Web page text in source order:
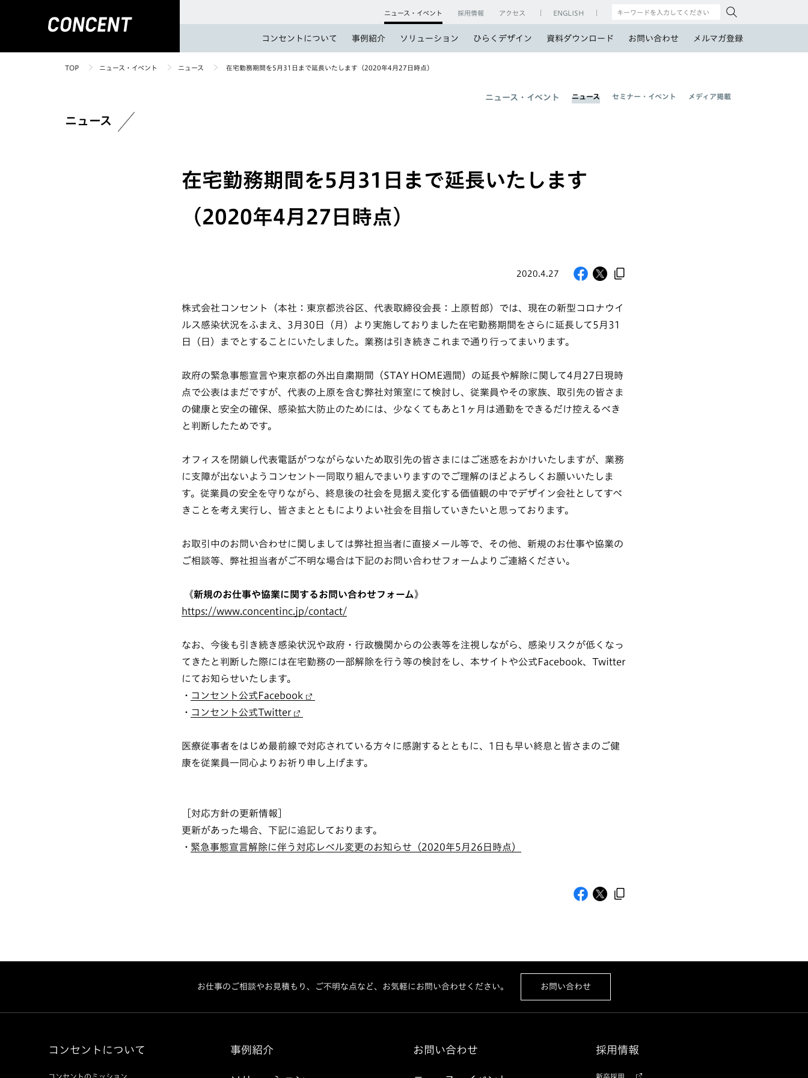
コンセントについて 事例紹介 ソリューション ひらくデザイン 資料ダウンロード お問い合わせ メルマガ登録
ニュース・イベント 採用情報 アクセス ENGLISH
TOP ニュース・イベント ニュース 在宅勤務期間を5月31日まで延長いたします（2020年4月27日時点）
ニュース・イベント ニュース セミナー・イベント メディア掲載
ニュース
在宅勤務期間を5月31日まで延長いたします
（2020年4月27日時点）
2020.4.27
株式会社コンセント（本社：東京都渋谷区、代表取締役会長：上原哲郎）では、現在の新型コロナウイ
ルス感染状況をふまえ、3月30日（月）より実施しておりました在宅勤務期間をさらに延長して5月31
日（日）までとすることにいたしました。業務は引き続きこれまで通り行ってまいります。
政府の緊急事態宣言や東京都の外出自粛期間（STAY HOME週間）の延長や解除に関して4月27日現時
点で公表はまだですが、代表の上原を含む弊社対策室にて検討し、従業員やその家族、取引先の皆さま
の健康と安全の確保、感染拡大防止のためには、少なくてもあと1ヶ月は通勤をできるだけ控えるべき
と判断したためです。
オフィスを閉鎖し代表電話がつながらないため取引先の皆さまにはご迷惑をおかけいたしますが、業務
に支障が出ないようコンセント一同取り組んでまいりますのでご理解のほどよろしくお願いいたしま
す。従業員の安全を守りながら、終息後の社会を見据え変化する価値観の中でデザイン会社としてすべ
きことを考え実行し、皆さまとともによりよい社会を目指していきたいと思っております。
お取引中のお問い合わせに関しましては弊社担当者に直接メール等で、その他、新規のお仕事や協業の
ご相談等、弊社担当者がご不明な場合は下記のお問い合わせフォームよりご連絡ください。
《新規のお仕事や協業に関するお問い合わせフォーム》
https://www.concentinc.jp/contact/
なお、今後も引き続き感染状況や政府・行政機関からの公表等を注視しながら、感染リスクが低くなっ
てきたと判断した際には在宅勤務の一部解除を行う等の検討をし、本サイトや公式Facebook、Twitter
にてお知らせいたします。
コンセント公式Facebook
コンセント公式Twitter
医療従事者をはじめ最前線で対応されている方々に感謝するとともに、1日も早い終息と皆さまのご健
康を従業員一同心よりお祈り申し上げます。
［対応方針の更新情報］
更新があった場合、下記に追記しております。
緊急事態宣言解除に伴う対応レベル変更のお知らせ（2020年5月26日時点）
お仕事のご相談やお見積もり、ご不明な点など、お気軽にお問い合わせください。 お問い合わせ
コンセントについて
コンセントのミッション
事例紹介 お問い合わせ 採用情報
新卒採用